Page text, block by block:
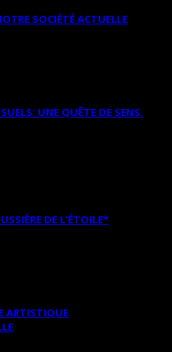
SOCIÉTÉ ACTUELLE
UNE QUÊTE DE SENS,
DE L’ÉTOILE*
ARTISTIQUE